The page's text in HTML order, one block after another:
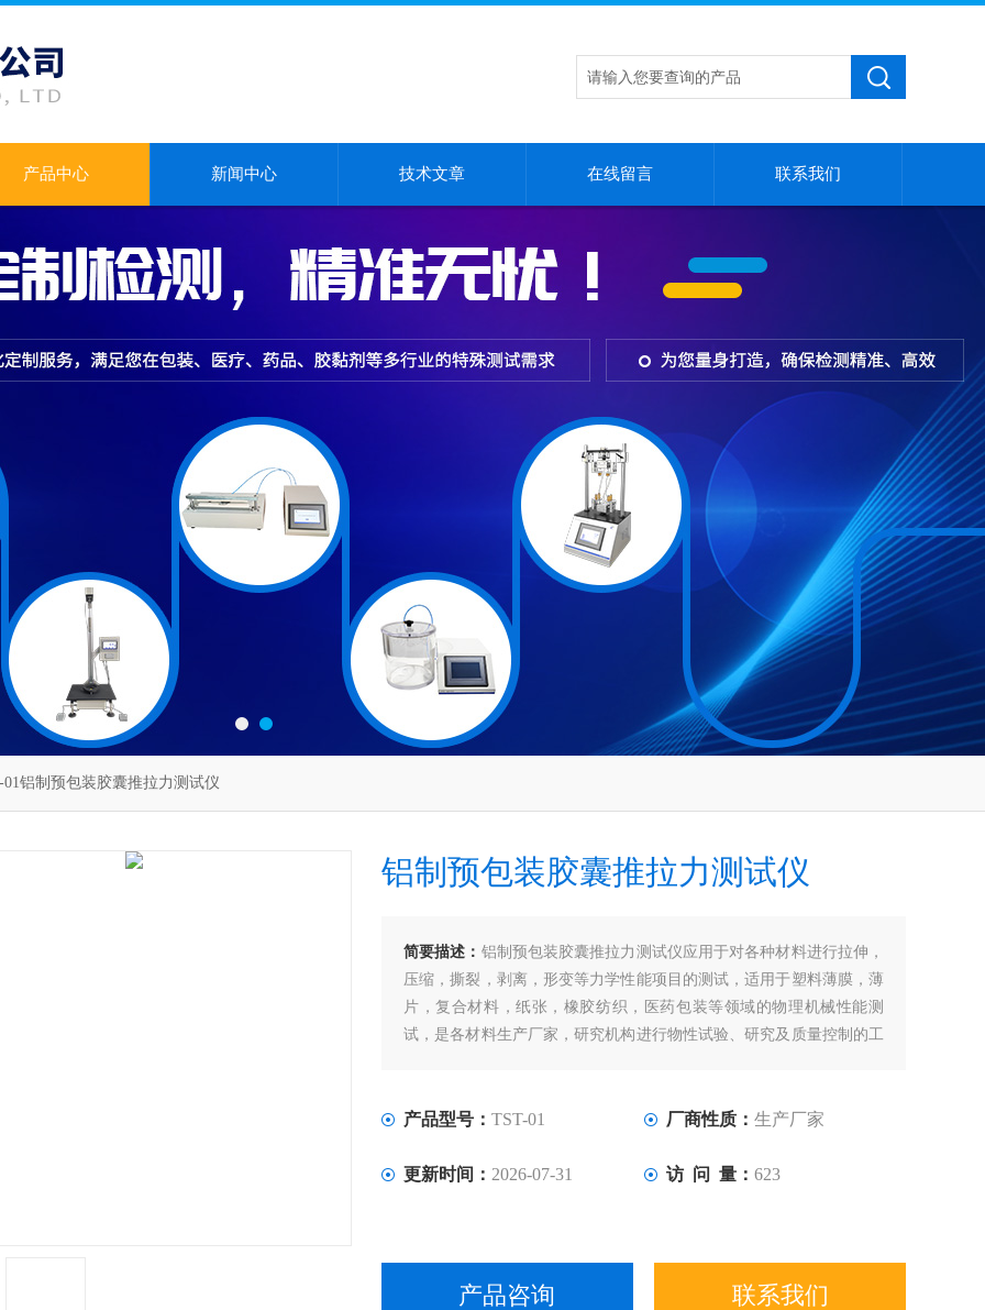
产品中心 新闻中心 技术文章 在线留言 联系我们
铝制预包装胶囊推拉力测试仪
铝制预包装胶囊推拉力测试仪
简要描述： 铝制预包装胶囊推拉力测试仪应用于对各种材料进行拉伸，
压缩，撕裂，剥离，形变等力学性能项目的测试，适用于塑料薄膜，薄
片，复合材料，纸张，橡胶纺织，医药包装等领域的物理机械性能测
试，是各材料生产厂家，研究机构进行物性试验、研究及质量控制的工
产品型号： TST-01 厂商性质： 生产厂家
更新时间： 2026-07-31 访 问 量： 623
产品咨询 联系我们